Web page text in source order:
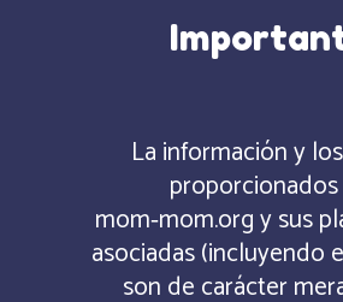
La información y
mom‑mom.org y sus
asociadas (incluyendo
son de carácter